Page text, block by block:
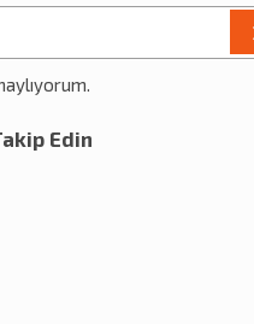
Edin